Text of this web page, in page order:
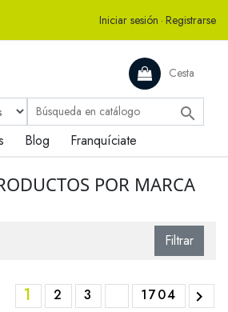
Iniciar sesión · Registrarse
Cesta

Blog Franquíciate
POR MARCA
Filtrar
1 2 3 1704 